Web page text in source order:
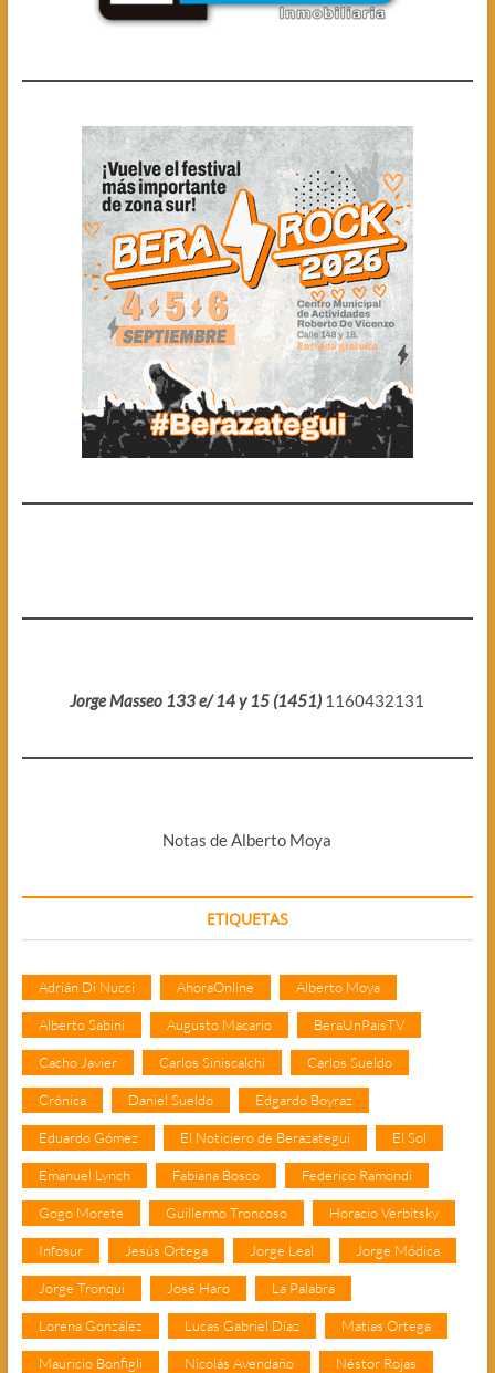
Jorge Masseo 133 e/ 14 y 15 (1451) 1160432131
Notas de Alberto Moya
ETIQUETAS
Adrián Di Nucci AhoraOnline Alberto Moya
Alberto Sabini Augusto Macario BeraUnPaisTV
Cacho Javier Carlos Siniscalchi Carlos Sueldo
Crónica Daniel Sueldo Edgardo Boyraz
Eduardo Gómez El Noticiero de Berazategui El Sol
Emanuel Lynch Fabiana Bosco Federico Ramondi
Gogo Morete Guillermo Troncoso Horacio Verbitsky
Infosur Jesús Ortega Jorge Leal Jorge Módica
Jorge Tronqui José Haro La Palabra
Lorena González Lucas Gabriel Díaz Matías Ortega
Mauricio Bonfigli Nicolás Avendaño Néstor Rojas